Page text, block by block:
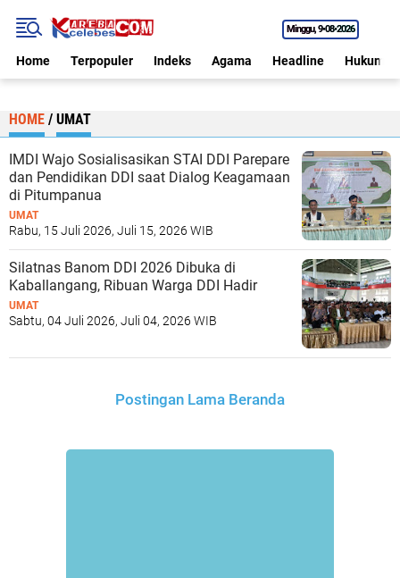
Minggu 9•08•2026
Home Terpopuler Indeks Agama Headline Hukum
HOME / UMAT
IMDI Wajo Sosialisasikan STAI DDI Parepare
dan Pendidikan DDI saat Dialog Keagamaan
di Pitumpanua
UMAT
Rabu, 15 Juli 2026, Juli 15, 2026 WIB
Silatnas Banom DDI 2026 Dibuka di
Kaballangang, Ribuan Warga DDI Hadir
UMAT
Sabtu, 04 Juli 2026, Juli 04, 2026 WIB
Postingan Lama Beranda